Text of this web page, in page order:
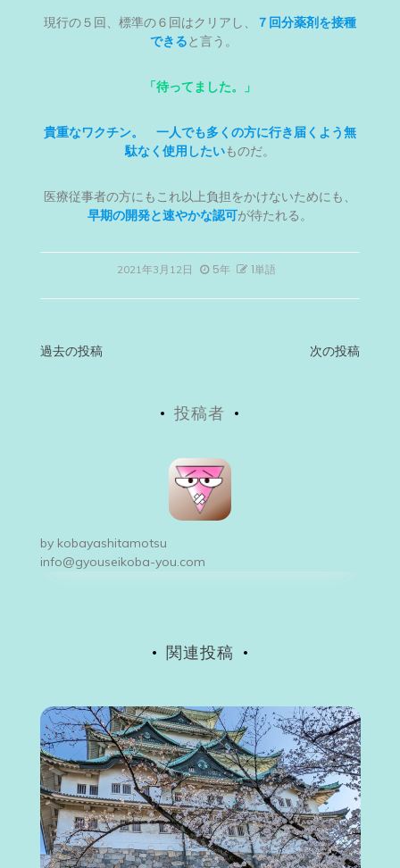
現行の５回、標準の６回はクリアし、
７回分薬剤を接種
できると言う。
「待ってました。」
貴重なワクチン。 一人でも多くの方に行き届くよう無
駄なく使用したいものだ。
医療従事者の方にもこれ以上負担をかけないためにも、
早期の開発と速やかな認可が待たれる。
2021年3月12日 5年 1単語
投
ー
シ
過去の投稿 次の投稿
投稿者
by kobayashitamotsu
info@gyouseikoba-you.com
関連投稿